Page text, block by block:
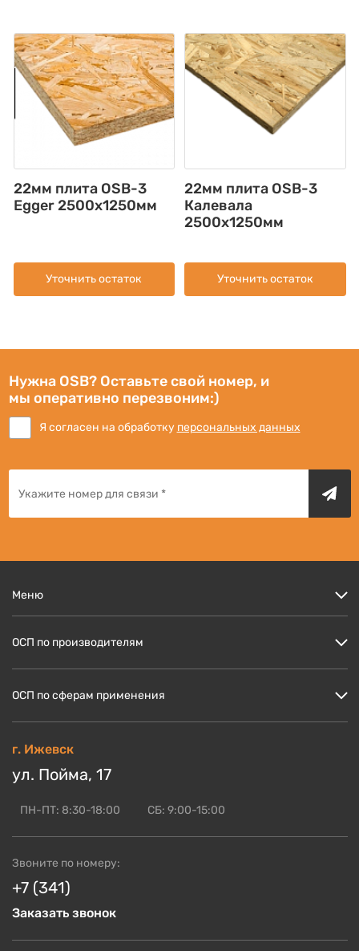
22мм плита OSB-3
Egger 2500х1250мм
Уточнить остаток
22мм плита OSB-3
Калевала
2500х1250мм
Уточнить остаток
Нужна OSB? Оставьте свой номер, и
мы оперативно перезвоним:)
Я согласен на обработку персональных данных
Звоните по номеру:
+7 (341)
Заказать звонок
г. Ижевск
ул. Пойма, 17
ПН-ПТ: 8:30-18:00 СБ: 9:00-15:00
Меню
Доставка и оплата
ОСБ оптом
Контакты
ОСП по производителям
ОСП Ультралам
ОСП Калевала
Смотреть ещё
ОСП по сферам применения
ОСП для стен
ОСП для кровли
ОСП для СИП панелей
Смотреть ещё